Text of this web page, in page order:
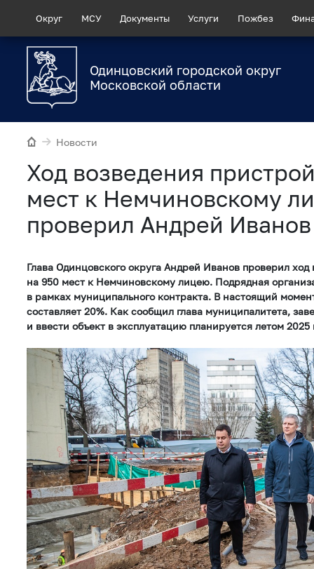
Округ МСУ Документы Услуги Пожбез
Одинцовский городской округ
Московской области
Новости
Ход возведения
мест к Немчиновскому
проверил Андрей Иванов
Глава Одинцовского округа Андрей Иванов проверил
на 950 мест к Немчиновскому лицею. Подрядная
в рамках муниципального контракта. В настоящий
составляет 20%. Как сообщил глава муниципалитета,
и ввести объект в эксплуатацию планируется летом 2025